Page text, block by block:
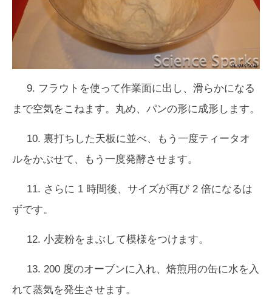
9. フラウトを使って作業面に出し、滑らかになる
まで空気をこねます。丸め、パンの形に成形します。
10. 裏打ちした天板に並べ、もう一度ティータオ
ルをかぶせて、もう一度発酵させます。
11. さらに 1 時間後、サイズが再び 2 倍になるは
ずです。
12. 小麦粉をまぶして模様をつけます。
13. 200 度のオーブンに入れ、焙煎用の缶に水を入
れて蒸気を発生させます。